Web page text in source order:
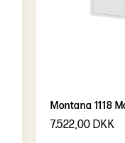
Montana 1118
7.522,00 DKK